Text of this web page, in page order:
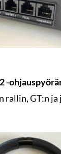
-
rallin, GT:n ja